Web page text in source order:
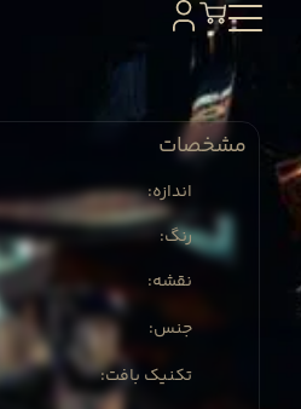
مشخصات
:اندازه
:رنگ
:نقشه
:جنس
:تکنیک بافت